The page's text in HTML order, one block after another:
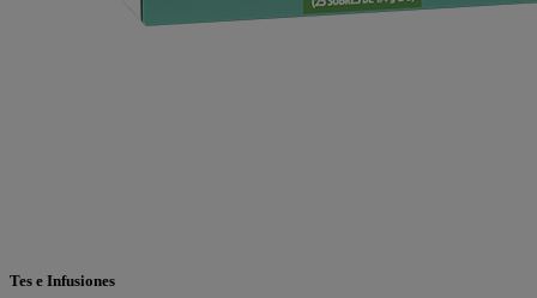
Tes e Infusiones